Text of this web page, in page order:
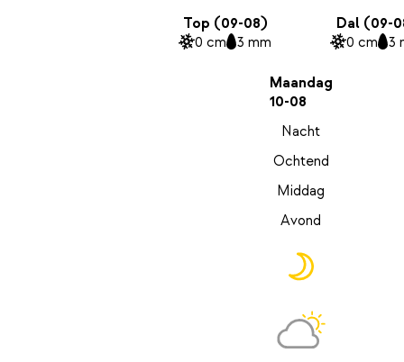
Top (09-08)
0 cm 3 mm
Dal (09-
0 cm 3
Maandag
10-08
Nacht
Ochtend
Middag
Avond